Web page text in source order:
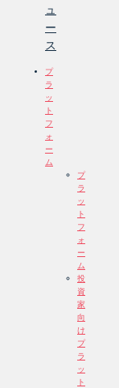
ュ
ー
ス
プ
ラ
ッ
ト
フ
ォ
ー
ム
プ
ラ
ッ
ト
フ
ォ
ー
ム
投
資
家
向
け
プ
ラ
ッ
ト